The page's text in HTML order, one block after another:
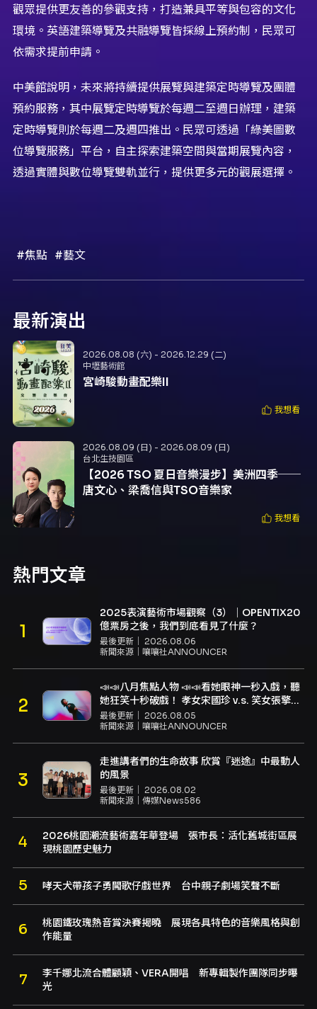
觀眾提供更友善的參觀支持，打造兼具平等與包容的文化
環境。英語建築導覽及共融導覽皆採線上預約制，民眾可
依需求提前申請。
中美館說明，未來將持續提供展覽與建築定時導覽及團體
預約服務，其中展覽定時導覽於每週二至週日辦理，建築
定時導覽則於每週二及週四推出。民眾可透過「綠美圖數
位導覽服務」平台，自主探索建築空間與當期展覽內容，
透過實體與數位導覽雙軌並行，提供更多元的觀展選擇。
#焦點 #藝文
最新演出
2026.08.08 (六) - 2026.12.29 (二)
中壢藝術館
宮崎駿動畫配樂II
我想看
2026.08.09 (日) - 2026.08.09 (日)
台北生技園區
【2026 TSO 夏日音樂漫步】美洲四季──
唐文心、梁喬信與TSO音樂家
我想看
熱門文章
2025表演藝術市場觀察（3）｜OPENTIX20
億票房之後，我們到底看見了什麼？
最後更新｜ 2026.08.06
新聞來源｜ 嚷嚷社ANNOUNCER
📣📣八月焦點人物 📣📣看她眼神一秒入戲，聽
她狂笑十秒破戲！ 孝女宋國珍 v.s. 笑女張擎
佳：本是同根生，相約壓車別太急
最後更新｜ 2026.08.05
新聞來源｜ 嚷嚷社ANNOUNCER
走進講者們的生命故事 欣賞『迷途』中最動人
的風景
最後更新｜ 2026.08.02
新聞來源｜ 傳媒News586
2026桃園潮流藝術嘉年華登場 張市長：活化舊城街區展
現桃園歷史魅力
哮天犬帶孩子勇闖歌仔戲世界 台中親子劇場笑聲不斷
桃園鐵玫瑰熱音賞決賽揭曉 展現各具特色的音樂風格與創
作能量
李千娜北流合體顧穎、VERA開唱 新專輯製作團隊同步曝
光